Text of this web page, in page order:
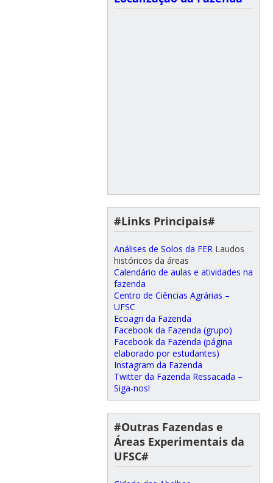
#Links Principais#
Análises de Solos da FER Laudos
históricos da áreas
Calendário de aulas e atividades na
fazenda
Centro de Ciências Agrárias –
UFSC
Ecoagri da Fazenda
Facebook da Fazenda (grupo)
Facebook da Fazenda (página
elaborado por estudantes)
Instagram da Fazenda
Twitter da Fazenda Ressacada –
Siga-nos!
#Outras Fazendas e
Áreas Experimentais da
UFSC#